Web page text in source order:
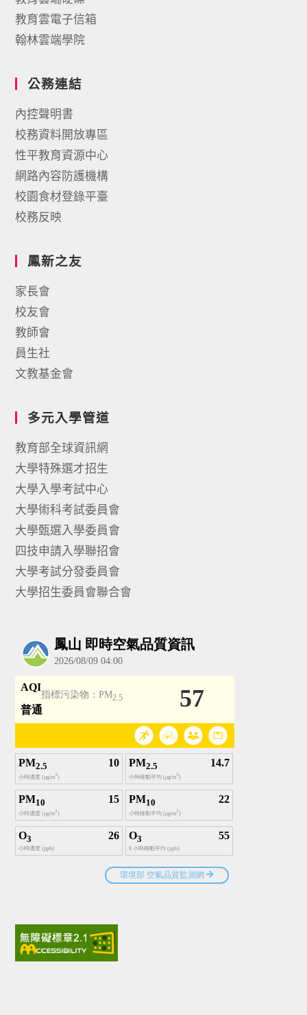
教育雲電子信箱
翰林雲端學院
公務連結
內控聲明書
校務資料開放專區
性平教育資源中心
網路內容防護機構
校園食材登錄平臺
校務反映
鳳新之友
家長會
校友會
教師會
員生社
文教基金會
多元入學管道
教育部全球資訊網
大學特殊選才招生
大學入學考試中心
大學術科考試委員會
大學甄選入學委員會
四技申請入學聯招會
大學考試分發委員會
大學招生委員會聯合會